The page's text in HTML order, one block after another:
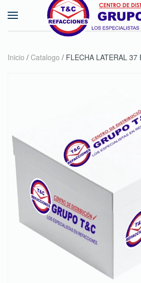
Skip to main content
Inicio / Catalogo / FLECHA LATERAL 37